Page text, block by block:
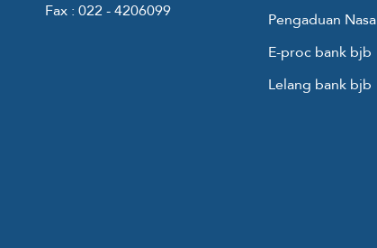
Fax : 022 - 4206099
Pengaduan
E-proc bank bjb
Lelang bank bjb